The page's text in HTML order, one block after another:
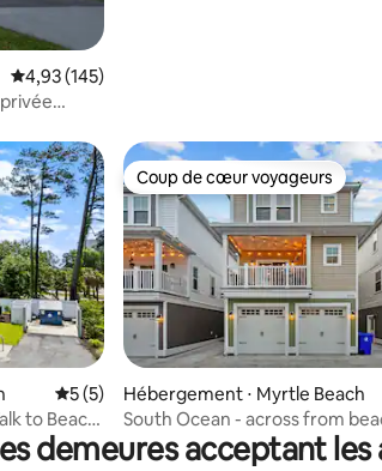
Évaluation moyenne sur la base de 145
4,93 (145)
: 5 sur 5
Évaluation moyenne sur la base de 5
5 (5)
to Beach
Coup de cœur voyageurs
Coup de cœur voyageurs
Hébergement ⋅ Myrtle Beach
South Ocean - across from
- sleeps 10
demeures acceptant les